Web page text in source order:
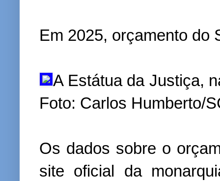
Em 2025, orçamento do
A Estátua da Justiça,
Foto: Carlos Humberto/
Os dados sobre o
site oficial da